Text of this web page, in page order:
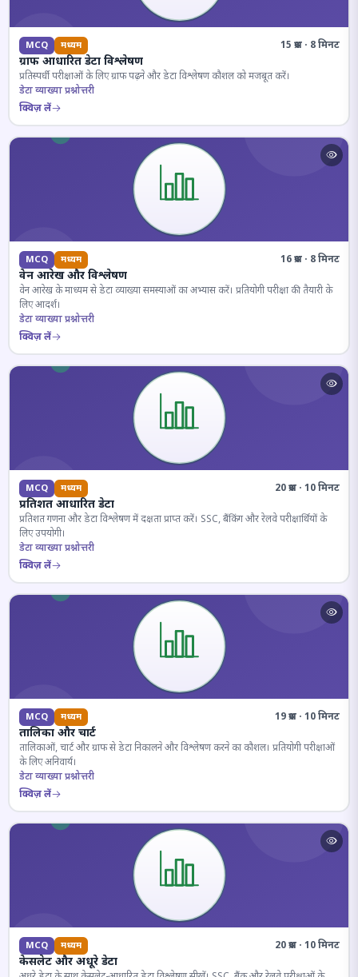
MCQ मध्यम 15 प्रश्न · 8 मिनट
ग्राफ आधारित डेटा विश्लेषण
प्रतिस्पर्धी परीक्षाओं के लिए ग्राफ पढ़ने और डेटा विश्लेषण कौशल को मजबूत करें।
डेटा व्याख्या प्रश्नोत्तरी
क्विज़ लें
MCQ मध्यम 16 प्रश्न · 8 मिनट
वेन आरेख और विश्लेषण
वेन आरेख के माध्यम से डेटा व्याख्या समस्याओं का अभ्यास करें। प्रतियोगी परीक्षा की तैयारी के
लिए आदर्श।
डेटा व्याख्या प्रश्नोत्तरी
क्विज़ लें
MCQ मध्यम 20 प्रश्न · 10 मिनट
प्रतिशत आधारित डेटा
प्रतिशत गणना और डेटा विश्लेषण में दक्षता प्राप्त करें। SSC, बैंकिंग और रेलवे परीक्षार्थियों के
लिए उपयोगी।
डेटा व्याख्या प्रश्नोत्तरी
क्विज़ लें
MCQ मध्यम 19 प्रश्न · 10 मिनट
तालिका और चार्ट
तालिकाओं, चार्ट और ग्राफ से डेटा निकालने और विश्लेषण करने का कौशल। प्रतियोगी परीक्षाओं
के लिए अनिवार्य।
डेटा व्याख्या प्रश्नोत्तरी
क्विज़ लें
MCQ मध्यम 20 प्रश्न · 10 मिनट
केसलेट और अधूरे डेटा